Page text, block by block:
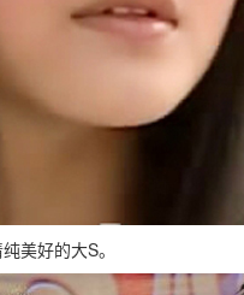
好的大S。